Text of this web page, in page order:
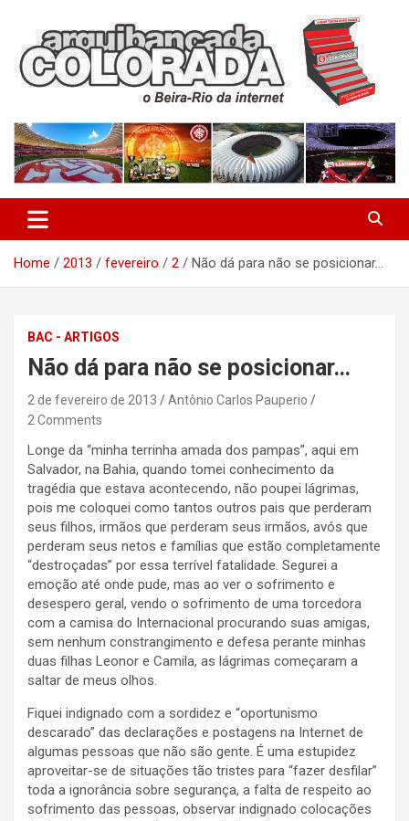
content
Arquibancada Colorada
Home 2013 fevereiro 2 Não dá para não se posicionar…
BAC - ARTIGOS
Não dá para não se posicionar…
2 de fevereiro de 2013
Antônio Carlos Pauperio
2 Comments
Longe da “minha terrinha amada dos pampas”, aqui em
Salvador, na Bahia, quando tomei conhecimento da
tragédia que estava acontecendo, não poupei lágrimas,
pois me coloquei como tantos outros pais que perderam
seus filhos, irmãos que perderam seus irmãos, avós que
perderam seus netos e famílias que estão completamente
“destroçadas” por essa terrível fatalidade. Segurei a
emoção até onde pude, mas ao ver o sofrimento e
desespero geral, vendo o sofrimento de uma torcedora
com a camisa do Internacional procurando suas amigas,
sem nenhum constrangimento e defesa perante minhas
duas filhas Leonor e Camila, as lágrimas começaram a
saltar de meus olhos.
Fiquei indignado com a sordidez e “oportunismo
descarado” das declarações e postagens na Internet de
algumas pessoas que não são gente. É uma estupidez
aproveitar-se de situações tão tristes para “fazer desfilar”
toda a ignorância sobre segurança, a falta de respeito ao
sofrimento das pessoas, observar indignado colocações